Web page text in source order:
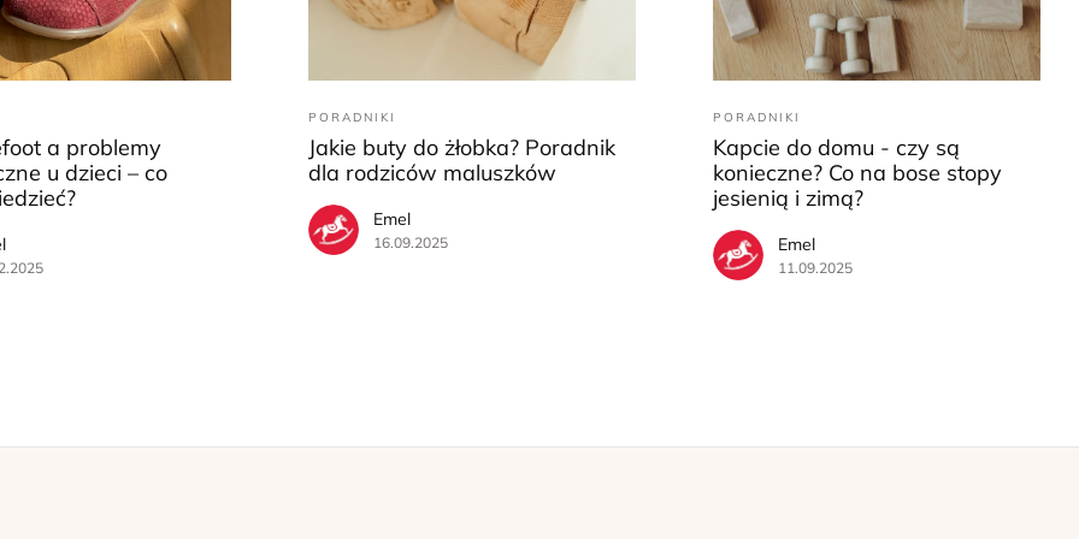
a problemy
u dzieci – co
PORADNIKI
Jakie buty do żłobka? Poradnik
dla rodziców maluszków
Emel
16.09.2025
PORADNIKI
Kapcie do domu - czy są
konieczne? Co na bose stopy
jesienią i zimą?
Emel
11.09.2025